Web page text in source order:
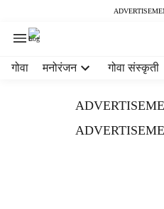
गोवा मनोरंजन गोवा संस्कृती